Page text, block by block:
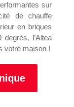
sur
de chauffe
en briques
l’Altea
votre maison !